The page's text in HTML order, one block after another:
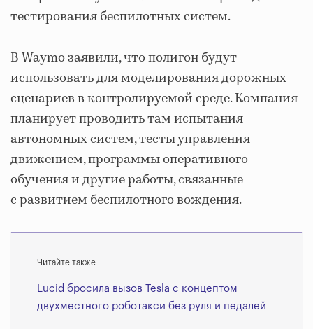
тестирования беспилотных систем.
В Waymo заявили, что полигон будут
использовать для моделирования дорожных
сценариев в контролируемой среде. Компания
планирует проводить там испытания
автономных систем, тесты управления
движением, программы оперативного
обучения и другие работы, связанные
с развитием беспилотного вождения.
Читайте также
Lucid бросила вызов Tesla с концептом
двухместного роботакси без руля и педалей